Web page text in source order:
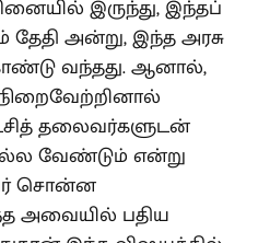
இருந்து, இந்தப்
அன்று, இந்த அரசு
வந்தது. ஆனால்,
தலைவர்களுடன்
வேண்டும் என்று
சொன்ன
பதிய